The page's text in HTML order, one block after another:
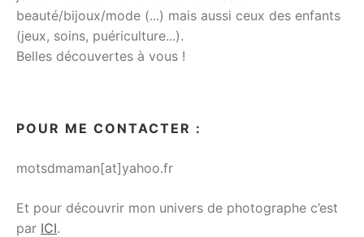
beauté/bijoux/mode (...) mais aussi ceux des enfants
(jeux, soins, puériculture...).
Belles découvertes à vous !
POUR ME CONTACTER :
motsdmaman[at]yahoo.fr
Et pour découvrir mon univers de photographe c’est
par ICI.